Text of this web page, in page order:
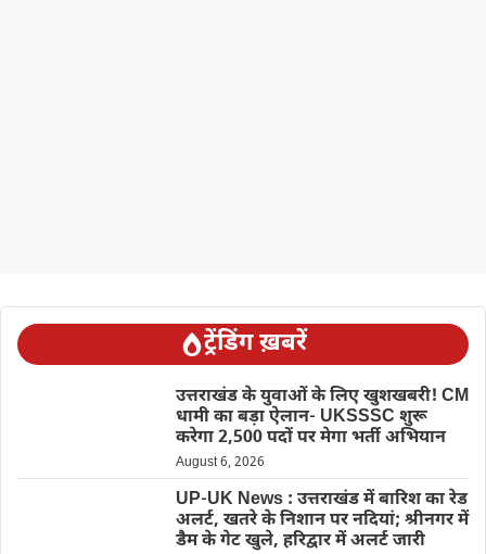
ट्रेंडिंग ख़बरें
उत्तराखंड के युवाओं के लिए खुशखबरी! CM
धामी का बड़ा ऐलान- UKSSSC शुरू
करेगा 2,500 पदों पर मेगा भर्ती अभियान
August 6, 2026
UP-UK News : उत्तराखंड में बारिश का रेड
अलर्ट, खतरे के निशान पर नदियां; श्रीनगर में
डैम के गेट खुले, हरिद्वार में अलर्ट जारी